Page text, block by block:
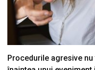
Procedurile agresive